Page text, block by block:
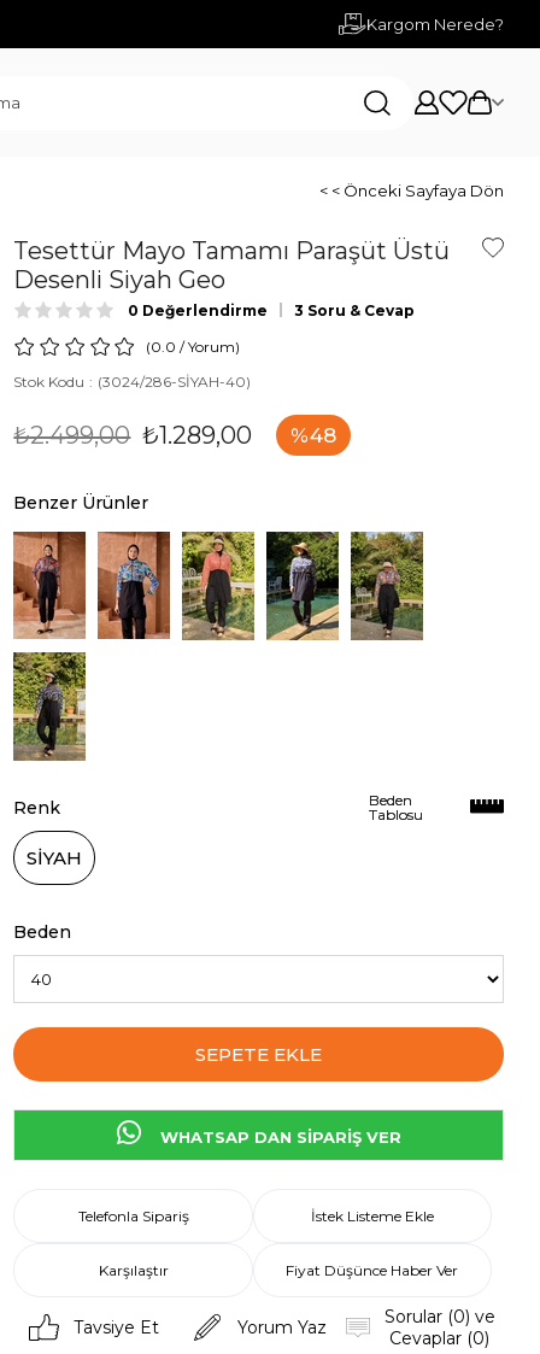
Kargom Nerede?
< < Önceki Sayfaya Dön
Tesettür Mayo Tamamı Paraşüt Üstü
Desenli Siyah Geo
0 Değerlendirme 3 Soru & Cevap
0.0 /Yorum)
Stok Kodu
(3024/286-SİYAH-40)
₺2.499,00 ₺1.289,00 48
Benzer Ürünler
Renk
SİYAH
Beden
Beden
Tablosu
Beden
Tablosu
WHATSAP DAN SİPARİŞ VER
Telefonla Sipariş İstek Listeme Ekle
Karşılaştır Fiyat Düşünce Haber Ver
Tavsiye Et Yorum Yaz
Sorular (0) ve
Cevaplar (0)